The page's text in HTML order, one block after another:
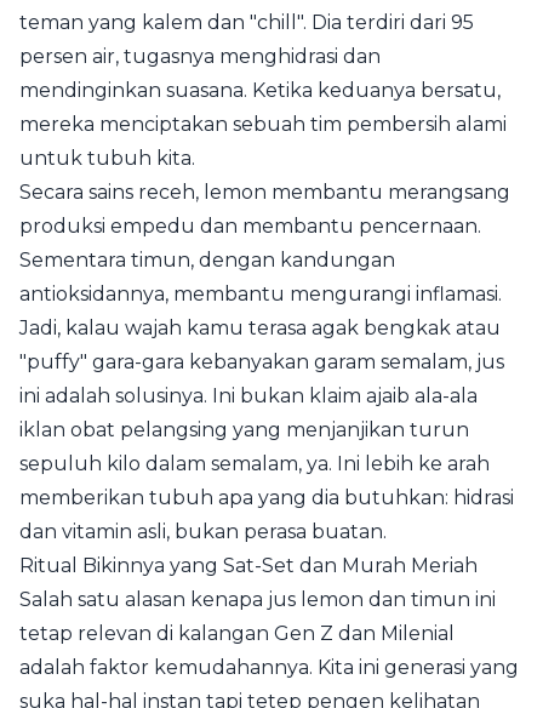
teman yang kalem dan "chill". Dia terdiri dari 95
persen air, tugasnya menghidrasi dan
mendinginkan suasana. Ketika keduanya bersatu,
mereka menciptakan sebuah tim pembersih alami
untuk tubuh kita.
Secara sains receh, lemon membantu merangsang
produksi empedu dan membantu pencernaan.
Sementara timun, dengan kandungan
antioksidannya, membantu mengurangi inflamasi.
Jadi, kalau wajah kamu terasa agak bengkak atau
"puffy" gara-gara kebanyakan garam semalam, jus
ini adalah solusinya. Ini bukan klaim ajaib ala-ala
iklan obat pelangsing yang menjanjikan turun
sepuluh kilo dalam semalam, ya. Ini lebih ke arah
memberikan tubuh apa yang dia butuhkan: hidrasi
dan vitamin asli, bukan perasa buatan.
Ritual Bikinnya yang Sat-Set dan Murah Meriah
Salah satu alasan kenapa jus lemon dan timun ini
tetap relevan di kalangan Gen Z dan Milenial
adalah faktor kemudahannya. Kita ini generasi yang
suka hal-hal instan tapi tetep pengen kelihatan